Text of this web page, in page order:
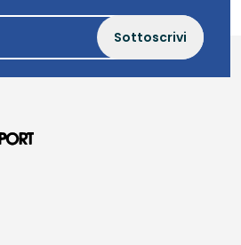
Sottoscrivi